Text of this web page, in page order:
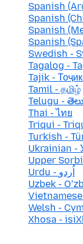
Spanish
Spanish
Spanish
Spanish
Swedish -
Tagalog -
Tajik -
Tamil - தமிழ்
Telugu -
Thai - ไทย
Triqui -
Turkish -
Ukrainian -
Upper
Urdu - اُردو
Uzbek -
Welsh -
Xhosa -